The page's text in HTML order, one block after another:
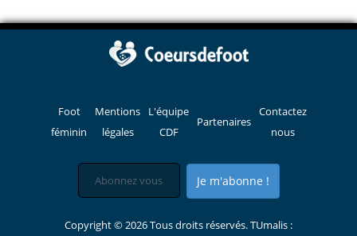
Foot
féminin
Mentions
légales
L'équipe
CDF
Partenaires
Contactez
nous
Je m'abonne !
Copyright © 2026 Tous droits réservés. TUmalis :